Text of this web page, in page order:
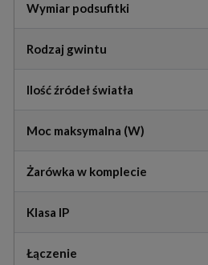
Wymiar podsufitki
Rodzaj gwintu
Ilość źródeł światła
Moc maksymalna (W)
Żarówka w komplecie
Klasa IP
Łączenie